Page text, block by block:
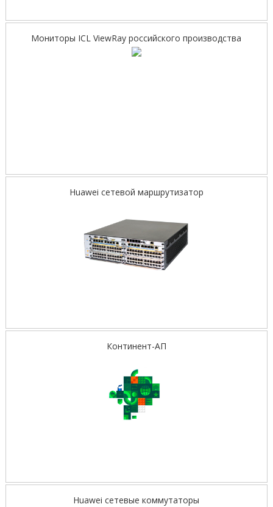
Мониторы ICL ViewRay российского производства
Huawei сетевой маршрутизатор
Континент-АП
Huawei сетевые коммутаторы